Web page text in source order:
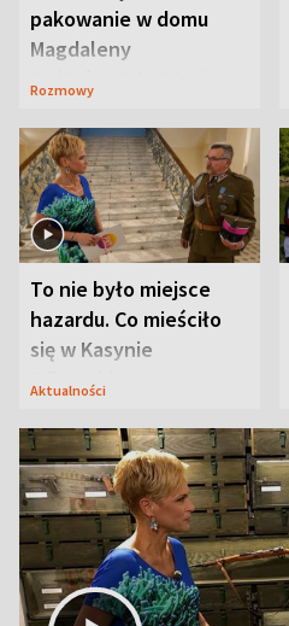
pakowanie w domu
Magdaleny
Waligórskiej-Lisieckiej.
Rozmowy
To nie było miejsce
hazardu. Co mieściło
się w Kasynie
Oficerskim?
Aktualności